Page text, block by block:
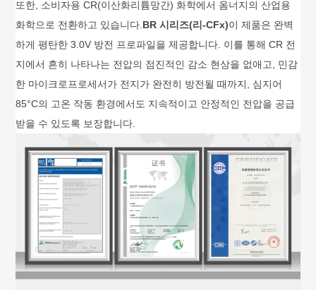
또한, 소비자용 CR(이산화리튬망간) 화학에서 옴너지의 산업용
화학으로 전환하고 있습니다. BR 시리즈(리-CFx)이 제품은 완벽
하게 평탄한 3.0V 방전 프로파일을 제공합니다. 이를 통해 CR 전
지에서 흔히 나타나는 전압의 점진적인 감소 현상을 없애고, 민감
한 마이크로프로세서가 전지가 완전히 방전될 때까지, 심지어
85°C의 고온 작동 환경에서도 지속적이고 안정적인 전압을 공급
받을 수 있도록 보장합니다.